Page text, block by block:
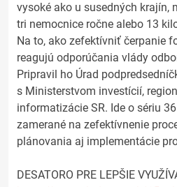
vysoké ako u susedných krajín,
tri nemocnice ročne alebo 13
Na to, ako zefektívniť čerpanie
reagujú odporúčania vlády
Pripravil ho Úrad
s Ministerstvom investícií,
informatizácie SR. Ide o sériu
zamerané na zefektívnenie
plánovania aj implementácie
DESATORO PRE LEPŠIE